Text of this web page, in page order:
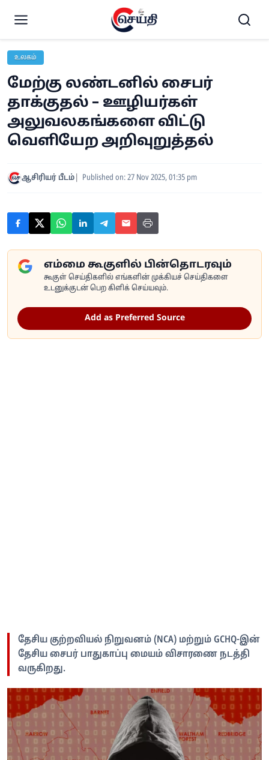
உலகம்
மேற்கு லண்டனில் சைபர்
தாக்குதல் – ஊழியர்கள்
அலுவலகங்களை விட்டு
வெளியேற அறிவுறுத்தல்
ஆசிரியர் பீடம் Published on: 27 Nov 2025, 01:35 pm
எம்மை கூகுளில் பின்தொடரவும்
கூகுள் செய்திகளில் எங்களின் முக்கியச் செய்திகளை
உடனுக்குடன் பெற கிளிக் செய்யவும்.
Add as Preferred Source
தேசிய குற்றவியல் நிறுவனம் (NCA) மற்றும் GCHQ-இன்
தேசிய சைபர் பாதுகாப்பு மையம் விசாரணை நடத்தி
வருகிறது.